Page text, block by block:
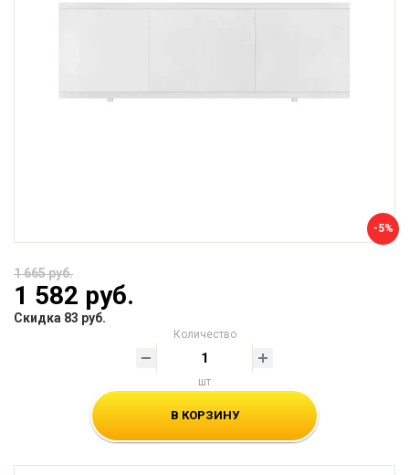
-5%
1 665 руб.
1 582 руб.
Скидка 83 руб.
Количество
шт
В КОРЗИНУ